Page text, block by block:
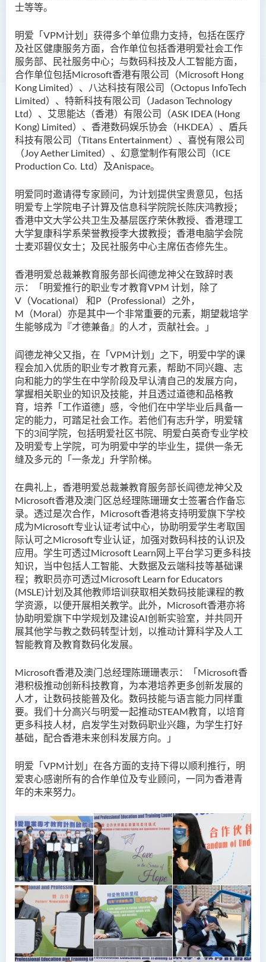
士等等。
明爱「VPM计划」获得多个单位鼎力支持，包括在医疗
及社区健康服务方面，合作单位包括香港明爱社会工作
服务部、民社服务中心；与数码科技及人工智能方面，
合作单位包括Microsoft香港有限公司（Microsoft Hong
Kong Limited）、八达科技有限公司（Octopus InfoTech
Limited）、特新科技有限公司（Jadason Technology
Ltd）、艾思能达（香港）有限公司（ASK IDEA (Hong
Kong) Limited）、香港数码娱乐协会（HKDEA）、盾兵
科技有限公司（Titans Entertainment）、喜悦有限公司
（Joy Aether Limited）、幻意堂制作有限公司（ICE
Production Co. Ltd）及Anispace。
明爱同时邀请得专家顾问，为计划提供宝贵意见，包括
明爱专上学院电子计算及信息科学院院长陈庆鸿教授；
香港中文大学公共卫生及基层医疗荣休教授、香港理工
大学复康科学系荣誉教授李大拔教授；香港电脑学会院
士麦邓碧仪女士；及民社服务中心主席伍杏修先生。
香港明爱总裁兼教育服务部长阎德龙神父在致辞时表
示：「明爱推行的职业专才教育VPM 计划，除了
V（Vocational） 和P（Professional）之外，
M（Moral）亦是其中一个非常重要的元素，期望栽培学
生能够成为『才德兼备』的人才，贡献社会。」
阎德龙神父又指，在「VPM计划」之下，明爱中学的课
程会加入优质的职业专才教育元素，帮助不同兴趣、志
向和能力的学生在中学阶段及早认清自己的发展方向，
掌握相关职业的知识及技能，并且透过道德和品格教
育，培养「工作道德」感，令他们在中学毕业后具备一
定的能力，可踏足社会工作。若他们有志升学，明爱辖
下的3间学院，包括明爱社区书院、明爱白英奇专业学校
及明爱专上学院，可为明爱中学的毕业生，提供一条无
缝及多元的「一条龙」升学阶梯。
在典礼上，香港明爱总裁兼教育服务部长阎德龙神父及
Microsoft香港及澳门区总经理陈珊珊女士签署合作备忘
录。透过是次合作，Microsoft香港将支持明爱旗下学校
成为Microsoft专业认证考试中心，协助明爱学生考取国
际认可之Microsoft专业认证，加强对数码科技的认识及
应用。学生可透过Microsoft Learn网上平台学习更多科技
知识，当中包括人工智能、大数据及云端科技等基础课
程；教职员亦可透过Microsoft Learn for Educators
(MSLE)计划及其他教师培训获取相关数码技能课程的教
学资源，以便开展相关教学。此外，Microsoft香港亦将
协助明爱旗下中学规划及建设AI创新实验室，并共同开
展其他学与教之数码转型计划，以推动计算科学及人工
智能教育及教育数码化发展。
Microsoft香港及澳门总经理陈珊珊表示：「Microsoft香
港积极推动创新科技教育，为本港培养更多创新发展的
人才，让数码技能普及化。数码技能与语言能力同样重
要。我们十分高兴与明爱一起推动STEAM教育，以培育
更多科技人材，启发学生对数码职业兴趣，为学生打好
基础，配合香港未来创科发展方向。」
明爱「VPM计划」在各方面的支持下得以顺利推行，明
爱衷心感谢所有的合作单位及专业顾问，一同为香港青
年的未来努力。